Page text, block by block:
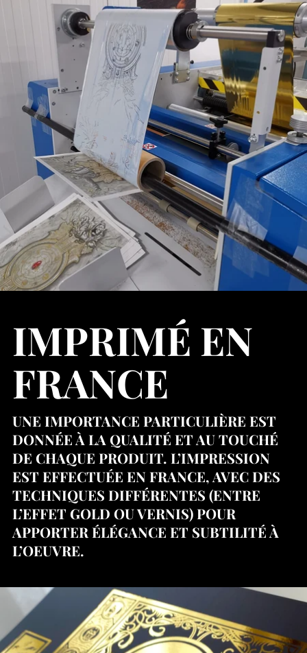
IMPRIMÉ EN
FRANCE
UNE IMPORTANCE PARTICULIÈRE EST
DONNÉE À LA QUALITÉ ET AU TOUCHÉ
DE CHAQUE PRODUIT. L’IMPRESSION
EST EFFECTUÉE EN FRANCE, AVEC DES
TECHNIQUES DIFFÉRENTES (ENTRE
L’EFFET GOLD OU VERNIS) POUR
APPORTER ÉLÉGANCE ET SUBTILITÉ À
L’OEUVRE.